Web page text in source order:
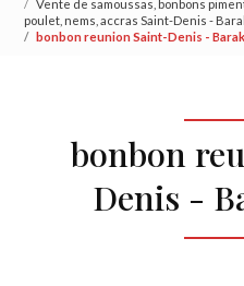
Vente de samoussas, bonbons
poulet, nems, accras Saint-Denis -
bonbon reunion Saint-Denis -
bonbon
Denis -